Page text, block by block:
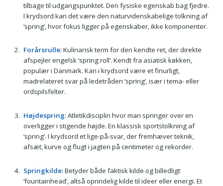
tilbage til udgangspunktet. Den fysiske egenskab bag fjedre.
I krydsord kan det være den naturvidenskabelige tolkning af
‘spring’, hvor fokus ligger på egenskaber, ikke komponenter.
Forårsrulle: Kulinarisk term for den kendte ret, der direkte
afspejler engelsk ‘spring roll’. Kendt fra asiatisk køkken,
populær i Danmark. Kan i krydsord være et finurligt,
madrelateret svar på ledetråden ‘spring’, især i tema- eller
ordspilsfelter.
Højdespring: Atletikdisciplin hvor man springer over en
overligger i stigende højde. En klassisk sportstolkning af
‘spring’. I krydsord et lige-på-svar, der fremhæver teknik,
afsæt, kurve og flugt i jagten på centimeter og rekorder.
Springkilde: Betyder både faktisk kilde og billedligt
‘fountainhead’, altså oprindelig kilde til ideer eller energi. Et